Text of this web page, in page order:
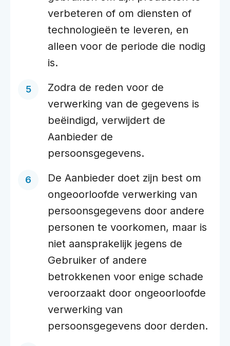
verbeteren of om diensten of
technologieën te leveren, en
alleen voor de periode die nodig
is.
Zodra de reden voor de
verwerking van de gegevens is
beëindigd, verwijdert de
Aanbieder de
persoonsgegevens.
De Aanbieder doet zijn best om
ongeoorloofde verwerking van
persoonsgegevens door andere
personen te voorkomen, maar is
niet aansprakelijk jegens de
Gebruiker of andere
betrokkenen voor enige schade
veroorzaakt door ongeoorloofde
verwerking van
persoonsgegevens door derden.